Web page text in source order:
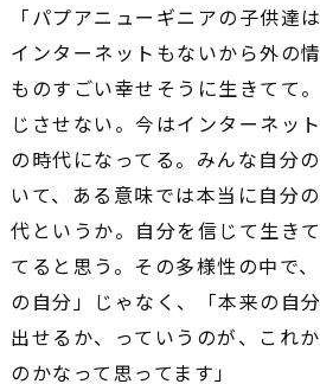
「パプアニューギニアの子供達
インターネットもないから外の
ものすごい幸せそうに生きてて
じさせない。今はインターネッ
の時代になってる。みんな自分
いて、ある意味では本当に自分
代というか。自分を信じて生き
てると思う。その多様性の中で
の自分」じゃなく、「本来の自
出せるか、っていうのが、これ
のかなって思ってます」